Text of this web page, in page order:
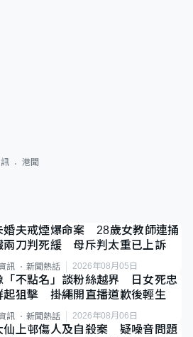
港聞
婚夫戒煙爆命案 28歲女教師連捅
兩刀判死緩 母斥判太重已上訴
訊 新聞熱話 2026年08月05日
「不點名」談粉絲越界 日女死忠
起狙擊 掛繩開直播道歉後輕生
訊 新聞熱話 2026年08月06日
仙上邨傷人及自殺案 疑噪音問題